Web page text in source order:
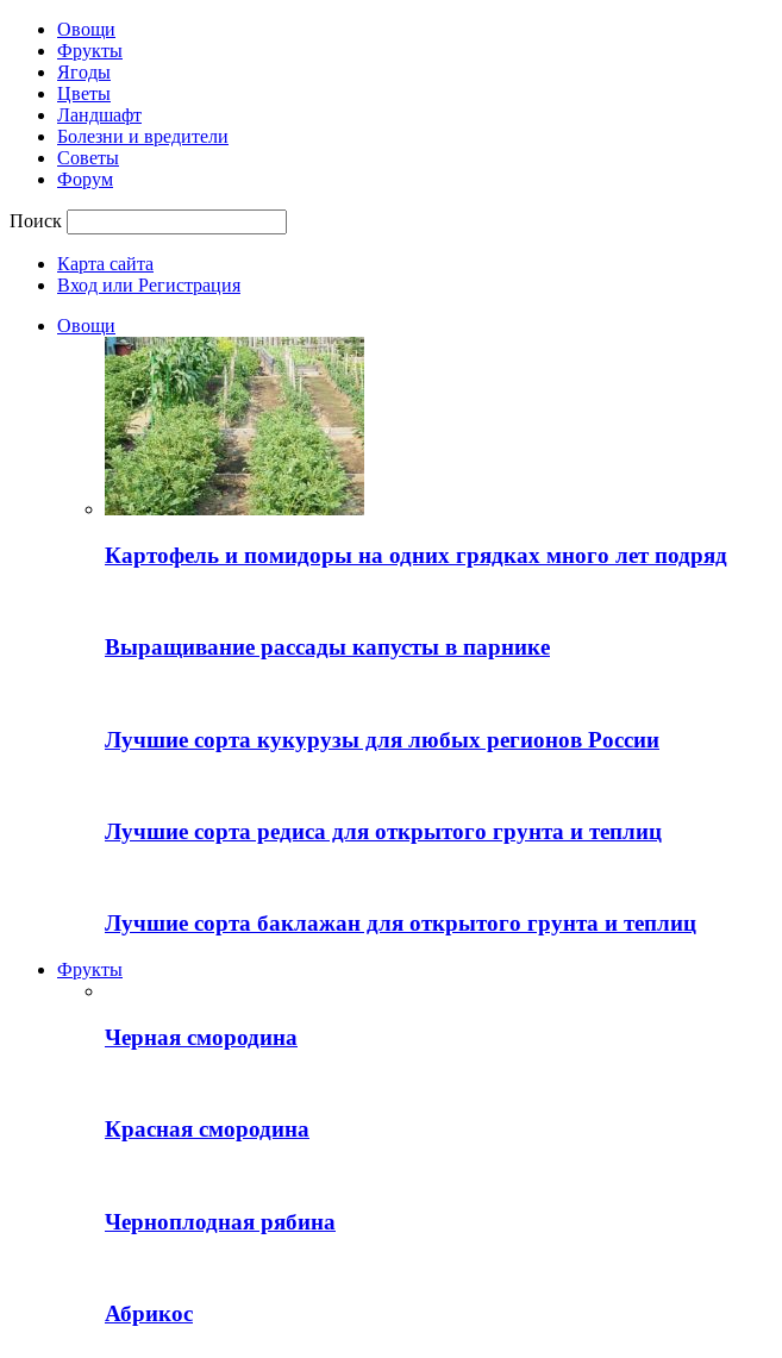
Овощи
Фрукты
Ягоды
Цветы
Ландшафт
Болезни и вредители
Советы
Форум
Поиск
Карта сайта
Вход или Регистрация
Овощи
Картофель и помидоры на одних грядках много лет подряд
Выращивание рассады капусты в парнике
Лучшие сорта кукурузы для любых регионов России
Лучшие сорта редиса для открытого грунта и теплиц
Лучшие сорта баклажан для открытого грунта и теплиц
Фрукты
Черная смородина
Красная смородина
Черноплодная рябина
Абрикос